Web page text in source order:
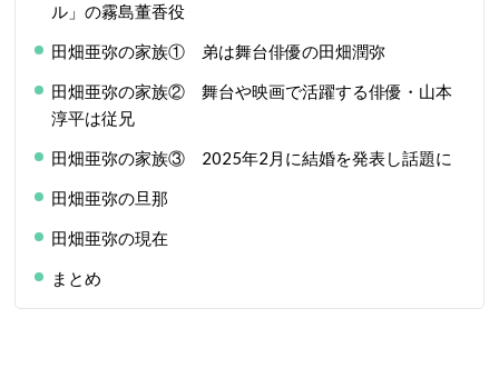
ル」の霧島董香役
田畑亜弥の家族① 弟は舞台俳優の田畑潤弥
田畑亜弥の家族② 舞台や映画で活躍する俳優・山本
淳平は従兄
田畑亜弥の家族③ 2025年2月に結婚を発表し話題に
田畑亜弥の旦那
田畑亜弥の現在
まとめ